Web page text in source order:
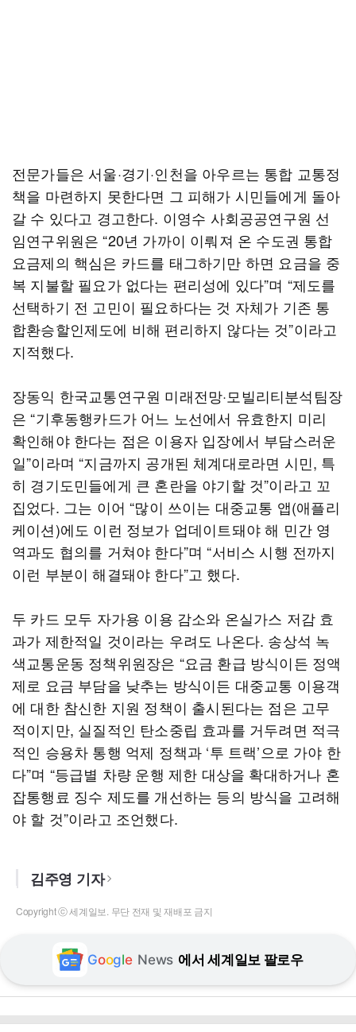
전문가들은 서울·경기·인천을 아우르는 통합 교통정
책을 마련하지 못한다면 그 피해가 시민들에게 돌아
갈 수 있다고 경고한다. 이영수 사회공공연구원 선
임연구위원은 “20년 가까이 이뤄져 온 수도권 통합
요금제의 핵심은 카드를 태그하기만 하면 요금을 중
복 지불할 필요가 없다는 편리성에 있다”며 “제도를
선택하기 전 고민이 필요하다는 것 자체가 기존 통
합환승할인제도에 비해 편리하지 않다는 것”이라고
지적했다.
장동익 한국교통연구원 미래전망·모빌리티분석팀장
은 “기후동행카드가 어느 노선에서 유효한지 미리
확인해야 한다는 점은 이용자 입장에서 부담스러운
일”이라며 “지금까지 공개된 체계대로라면 시민, 특
히 경기도민들에게 큰 혼란을 야기할 것”이라고 꼬
집었다. 그는 이어 “많이 쓰이는 대중교통 앱(애플리
케이션)에도 이런 정보가 업데이트돼야 해 민간 영
역과도 협의를 거쳐야 한다”며 “서비스 시행 전까지
이런 부분이 해결돼야 한다”고 했다.
두 카드 모두 자가용 이용 감소와 온실가스 저감 효
과가 제한적일 것이라는 우려도 나온다. 송상석 녹
색교통운동 정책위원장은 “요금 환급 방식이든 정액
제로 요금 부담을 낮추는 방식이든 대중교통 이용객
에 대한 참신한 지원 정책이 출시된다는 점은 고무
적이지만, 실질적인 탄소중립 효과를 거두려면 적극
적인 승용차 통행 억제 정책과 ‘투 트랙’으로 가야 한
다”며 “등급별 차량 운행 제한 대상을 확대하거나 혼
잡통행료 징수 제도를 개선하는 등의 방식을 고려해
야 할 것”이라고 조언했다.
김주영 기자
Copyright ⓒ 세계일보. 무단 전재 및 재배포 금지
Google News 에서 세계일보 팔로우